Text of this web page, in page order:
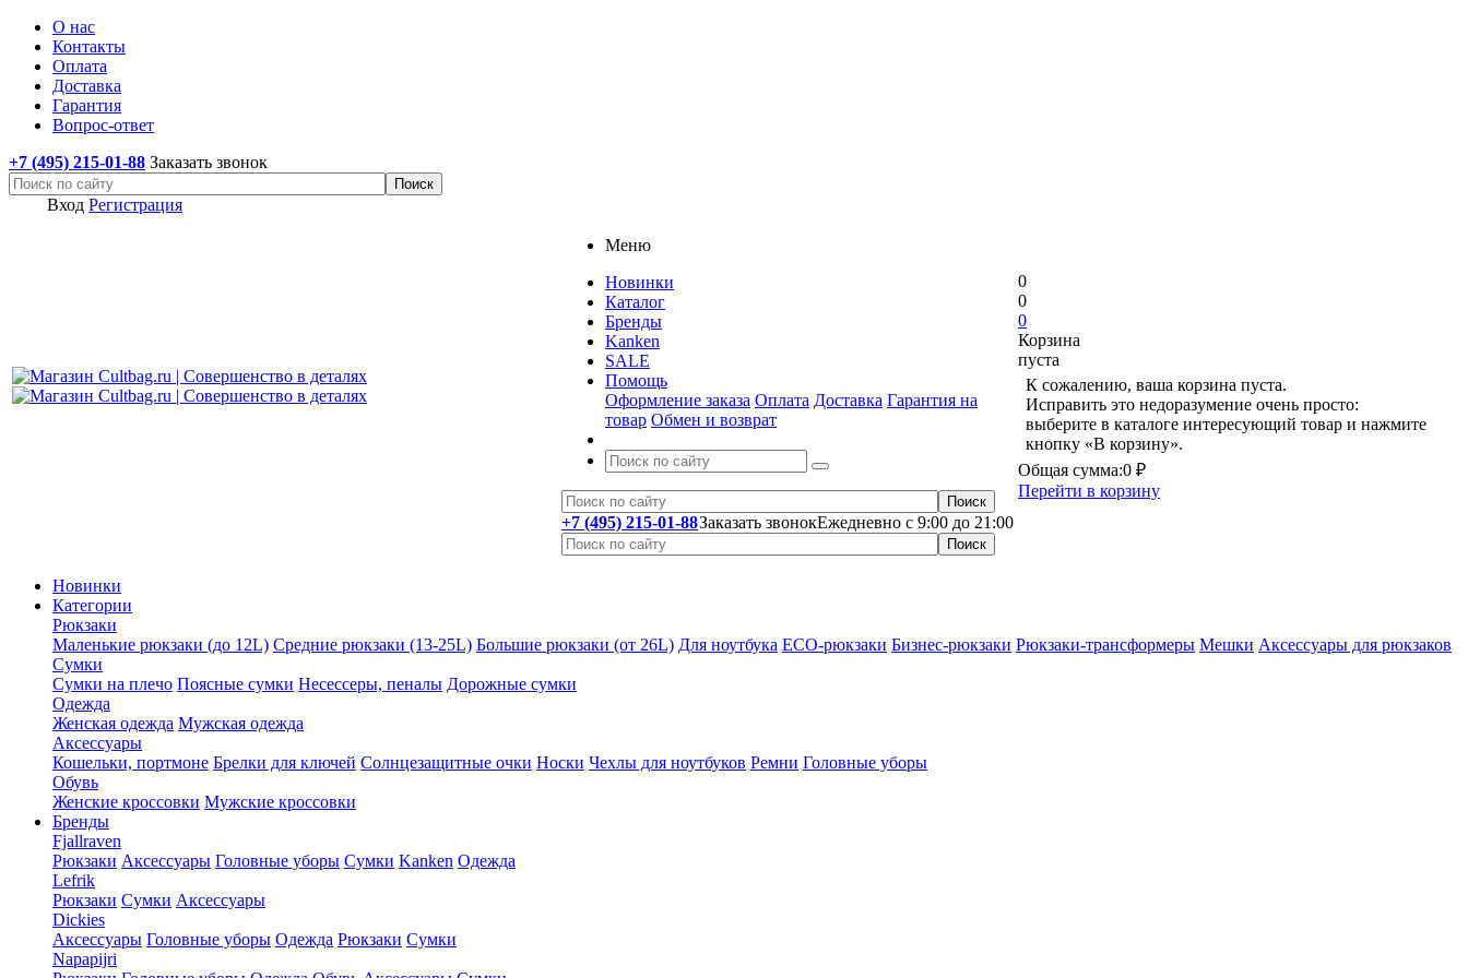
О нас
Контакты
Оплата
Доставка
Гарантия
Вопрос-ответ
+7 (495) 215-01-88 Заказать звонок
Вход Регистрация
Меню
Новинки
Каталог
Бренды
Kanken
SALE
Помощь
Оформление заказа Оплата Доставка Гарантия на
товар Обмен и возврат
Ежедневно с 9:00 до 21:00
+7 (495) 215-01-88Заказать звонок
0
0
0
Корзина
пуста
К сожалению, ваша корзина пуста.
Исправить это недоразумение очень просто:
выберите в каталоге интересующий товар и нажмите
кнопку «В корзину».
Общая сумма:0 ₽
Перейти в корзину
Новинки
Категории
Рюкзаки
Маленькие рюкзаки (до 12L) Средние рюкзаки (13-25L) Большие рюкзаки (от 26L) Для ноутбука ECO-рюкзаки Бизнес-рюкзаки Рюкзаки-трансформеры Мешки Аксессуары для рюкзаков
Сумки
Сумки на плечо Поясные сумки Несессеры, пеналы Дорожные сумки
Одежда
Женская одежда Мужская одежда
Аксессуары
Кошельки, портмоне Брелки для ключей Солнцезащитные очки Носки Чехлы для ноутбуков Ремни Головные уборы
Обувь
Женские кроссовки Мужские кроссовки
Бренды
Fjallraven
Рюкзаки Аксессуары Головные уборы Сумки Kanken Одежда
Lefrik
Рюкзаки Сумки Аксессуары
Dickies
Аксессуары Головные уборы Одежда Рюкзаки Сумки
Napapijri